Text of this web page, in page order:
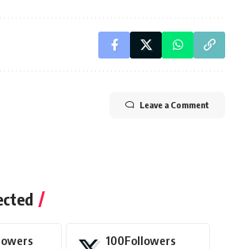
Leave a Comment
100Followers